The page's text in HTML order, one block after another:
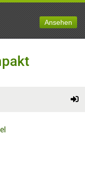
Ansehen